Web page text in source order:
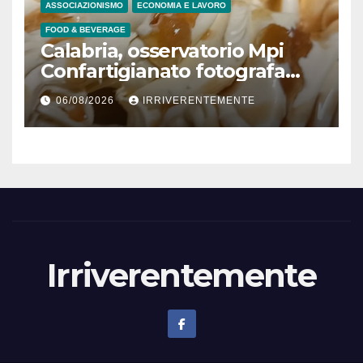
persone fisiche e giuridiche
per presunto danno erariale
600mila €
ASSOCIAZIONISMO ECONOMIA E LAVORO
FOOD & BEVERAGE
Calabria, osservatorio Mpi
Confartigianato fotografa
comparto radicato: 241
laboratori gelateria attivi, 173
artigiani
06/08/2026 IRRIVERENTEMENTE
Irriverentemente